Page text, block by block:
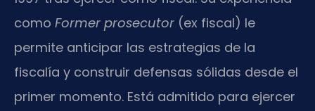
como Former prosecutor (ex fiscal) le
permite anticipar las estrategias de la
fiscalía y construir defensas sólidas desde el
primer momento. Está admitido para ejercer